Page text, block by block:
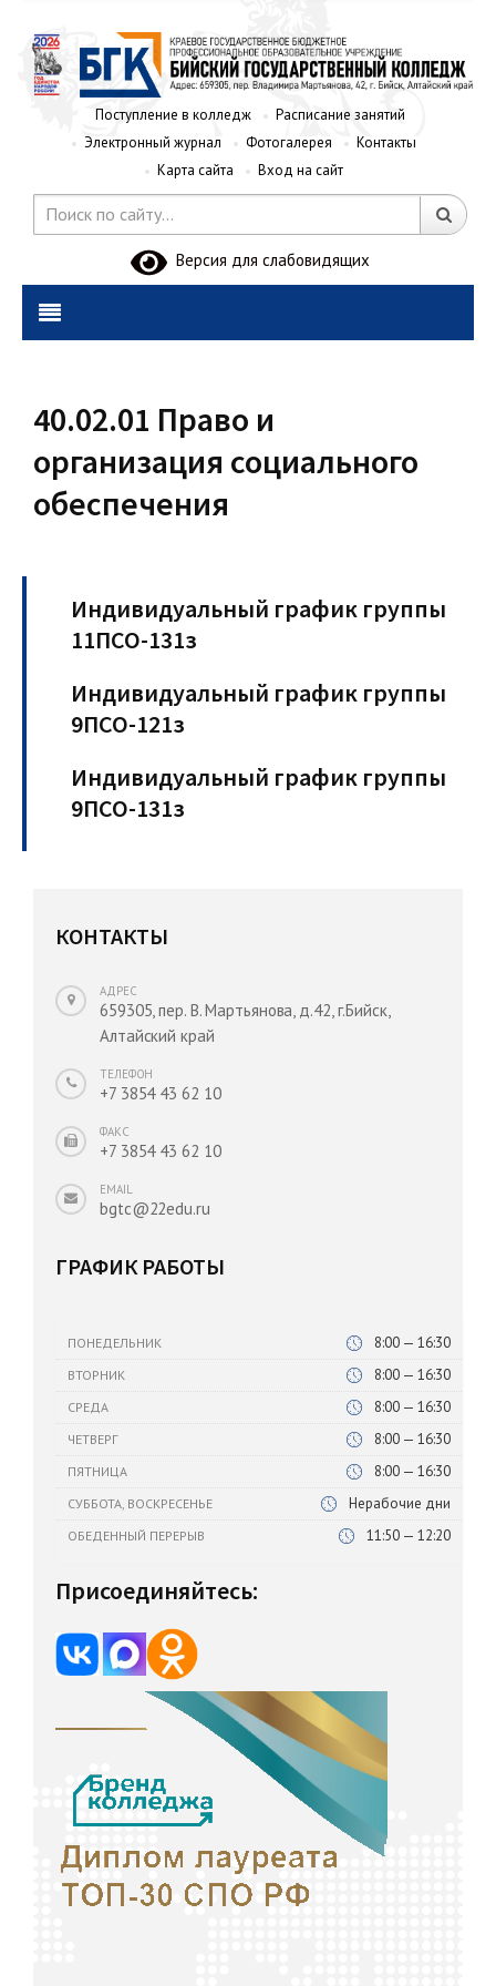
Поступление в колледж
Расписание занятий
Электронный журнал
Фотогалерея
Контакты
Карта сайта
Вход на сайт
Версия для слабовидящих
40.02.01 Право и
организация социального
обеспечения
Индивидуальный график группы
11ПСО-131з
Индивидуальный график группы
9ПСО-121з
Индивидуальный график группы
9ПСО-131з
КОНТАКТЫ
АДРЕС
659305, пер. В. Мартьянова, д.42, г.Бийск,
Алтайский край
ТЕЛЕФОН
+7 3854 43 62 10
ФАКС
+7 3854 43 62 10
EMAIL
bgtc@22edu.ru
ГРАФИК РАБОТЫ
ПОНЕДЕЛЬНИК 8:00 — 16:30
ВТОРНИК 8:00 — 16:30
СРЕДА 8:00 — 16:30
ЧЕТВЕРГ 8:00 — 16:30
ПЯТНИЦА 8:00 — 16:30
СУББОТА, ВОСКРЕСЕНЬЕ Нерабочие дни
ОБЕДЕННЫЙ ПЕРЕРЫВ 11:50 — 12:20
Присоединяйтесь: